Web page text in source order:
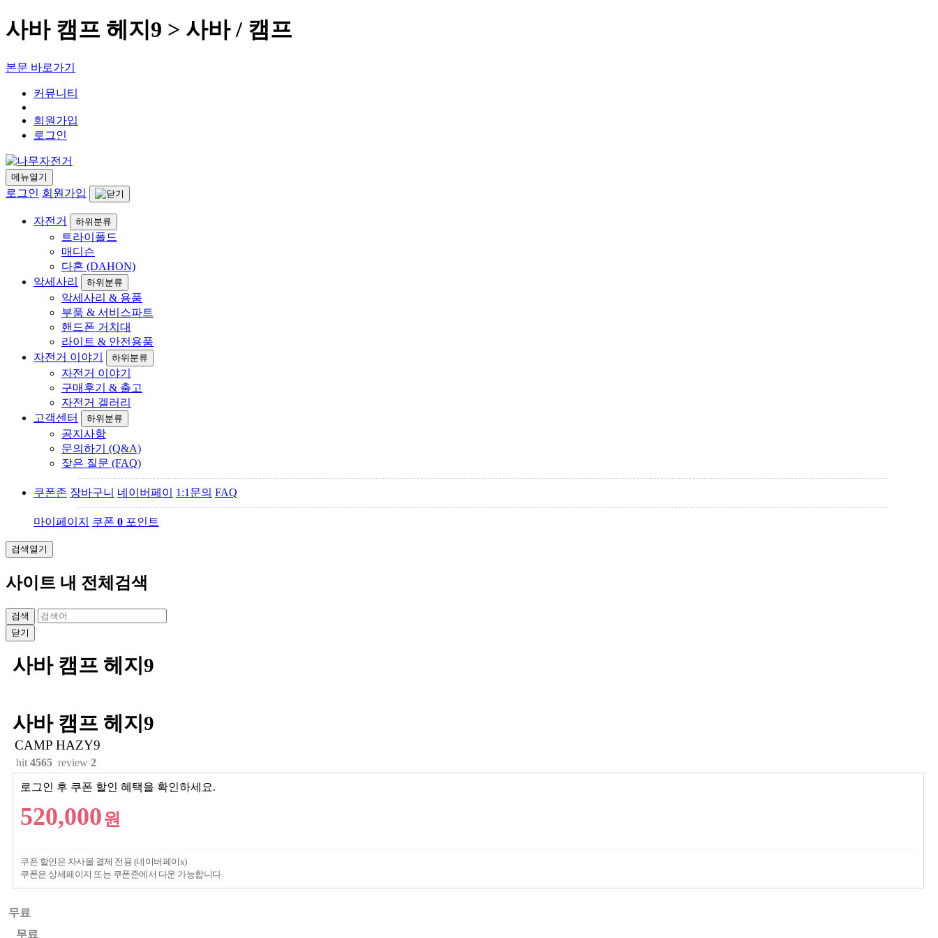
사바 캠프 헤지9 > 사바 / 캠프
본문 바로가기
커뮤니티
회원가입
로그인
메뉴열기
로그인 회원가입
자전거 하위분류
트라이폴드
매디슨
다혼 (DAHON)
악세사리
하위분류
악세사리 & 용품
부품 & 서비스파트
핸드폰 거치대
라이트 & 안전용품
자전거 이야기
하위분류
자전거 이야기
구매후기 & 출고
자전거 겔러리
고객센터
하위분류
공지사항
문의하기 (Q&A)
잦은 질문 (FAQ)
쿠폰존 장바구니 네이버페이 1:1문의 FAQ
마이페이지 쿠폰 0 포인트
검색열기
사이트 내 전체검색
검색
닫기
사바 캠프 헤지9
사바 캠프 헤지9
CAMP HAZY9
hit 4565 review 2
로그인 후 쿠폰 할인 혜택을 확인하세요.
520,000원
쿠폰 할인은 자사몰 결제 전용 (네이버페이x)
쿠폰은 상세페이지 또는 쿠폰존에서 다운 가능합니다.
무료
무료